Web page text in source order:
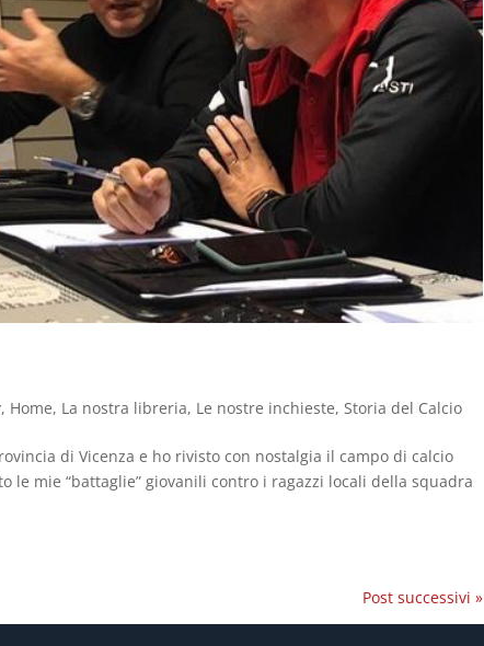
, Home, La nostra libreria, Le nostre inchieste,Storia del Calcio
di Vicenza e ho rivisto con nostalgia il campo di calcio
le mie “battaglie” giovanili contro i ragazzi locali della squadra
Post successivi »